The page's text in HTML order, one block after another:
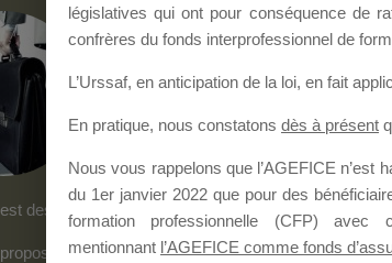
Groupe Public il y a un mois
destiné aux Organismes de Formation qui
un forum dédié au support sur lequel il est
législatives qui ont pour conséquence de
confrères du fonds interprofessionnel de
L’Urssaf, en anticipation de la loi, en fait
En pratique, nous constatons dès à présent
Nous vous rappelons que l’AGEFICE n’est
du 1er janvier 2022 que pour des
formation professionnelle (CFP)
mentionnant l’AGEFICE comme fonds